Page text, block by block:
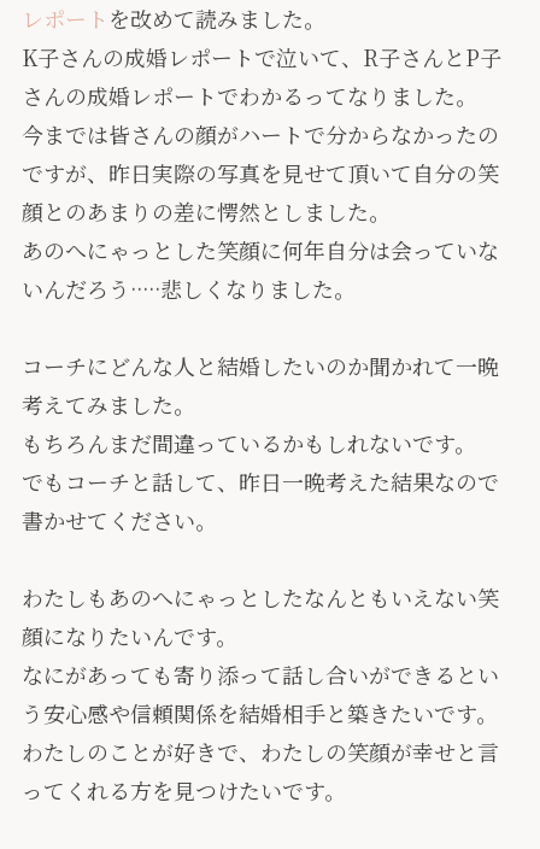
レポート を改めて読みました。
K子さんの成婚レポートで泣いて、R子さんとP子
さんの成婚レポートでわかるってなりました。
今までは皆さんの顔がハートで分からなかったの
ですが、昨日実際の写真を見せて頂いて自分の笑
顔とのあまりの差に愕然としました。
あのへにゃっとした笑顔に何年自分は会っていな
いんだろう·····悲しくなりました。
コーチにどんな人と結婚したいのか聞かれて一晩
考えてみました。
もちろんまだ間違っているかもしれないです。
でもコーチと話して、昨日一晩考えた結果なので
書かせてください。
わたしもあのへにゃっとしたなんともいえない笑
顔になりたいんです。
なにがあっても寄り添って話し合いができるとい
う安心感や信頼関係を結婚相手と築きたいです。
わたしのことが好きで、わたしの笑顔が幸せと言
ってくれる方を見つけたいです。